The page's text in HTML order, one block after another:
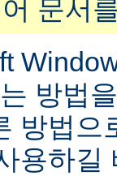
문서
방법
방법
용하길